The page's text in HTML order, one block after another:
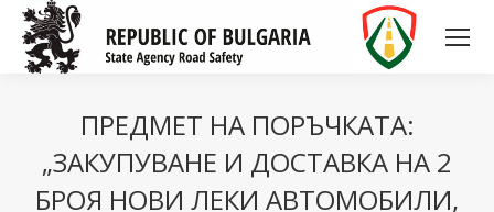
ПРЕДМЕТ НА ПОРЪЧКАТА:
„ЗАКУПУВАНЕ И ДОСТАВКА НА 2
БРОЯ НОВИ ЛЕКИ АВТОМОБИЛИ,